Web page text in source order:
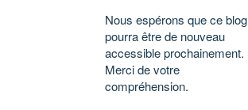
Nous espérons que ce blog
pourra être de nouveau
accessible prochainement.
Merci de votre
compréhension.